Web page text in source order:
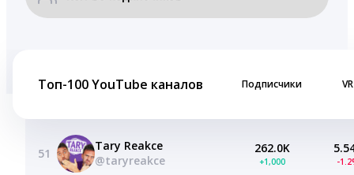
Топ-100 YouTube каналов Подписчики VR
51
Tary Reakce
@taryreakce
262.0K
+1,000 -